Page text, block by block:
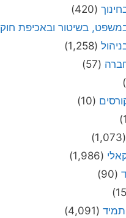
(420)
בשיטור ובאכיפת חוק
(1,258)
(57)
(10)
(1,073)
(1,986)
(90)
תמיד (4,091)